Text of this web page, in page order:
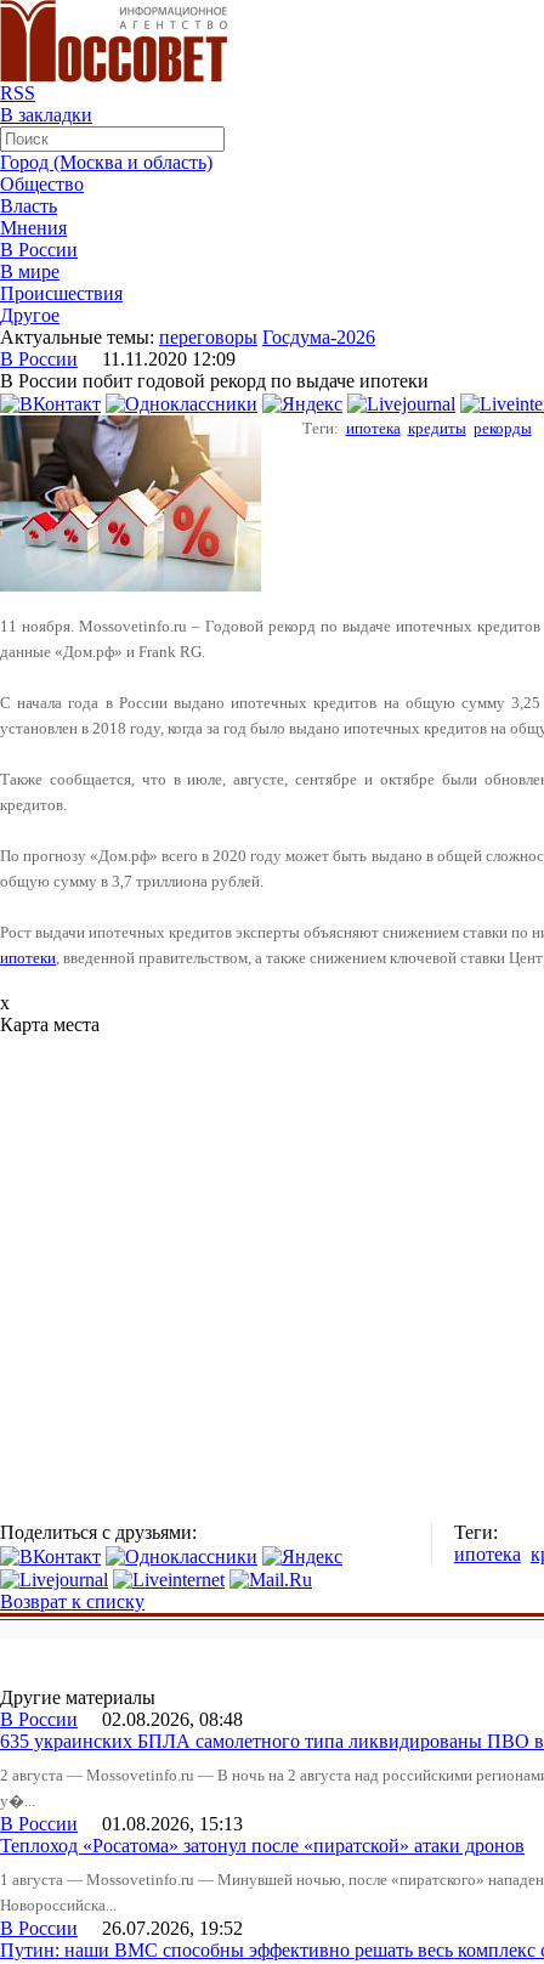
RSS
В закладки
Город (Москва и область)
Общество
Власть
Мнения
В России
В мире
Происшествия
Другое
Актуальные темы: переговоры Госдума-2026
В России 11.11.2020 12:09
В России побит годовой рекорд по выдаче ипотеки
Теги: ипотека кредиты рекорды
11 ноября. Mossovetinfo.ru – Годовой рекорд по выдаче ипотечных
данные «Дом.рф» и Frank RG.
С начала года в России выдано ипотечных кредитов на общую сумму
установлен в 2018 году, когда за год было выдано ипотечных кредитов на
Также сообщается, что в июле, августе, сентябре и октябре были
кредитов.
По прогнозу «Дом.рф» всего в 2020 году может быть выдано в общей
общую сумму в 3,7 триллиона рублей.
Рост выдачи ипотечных кредитов эксперты объясняют снижением ставки по
ипотеки, введенной правительством, а также снижением ключевой ставки
x
Карта места
Поделиться с друзьями:
Теги:
ипотека
Возврат к списку
Другие материалы
В России 02.08.2026, 08:48
635 украинских БПЛА самолетного типа ликвидированы ПВО
2 августа — Mossovetinfo.ru — В ночь на 2 августа над российскими
у�...
В России 01.08.2026, 15:13
Теплоход «Росатома» затонул после «пиратской» атаки дронов
1 августа — Mossovetinfo.ru — Минувшей ночью, после «пиратского»
Новороссийска...
В России 26.07.2026, 19:52
Путин: наши ВМС способны эффективно решать весь комплекс